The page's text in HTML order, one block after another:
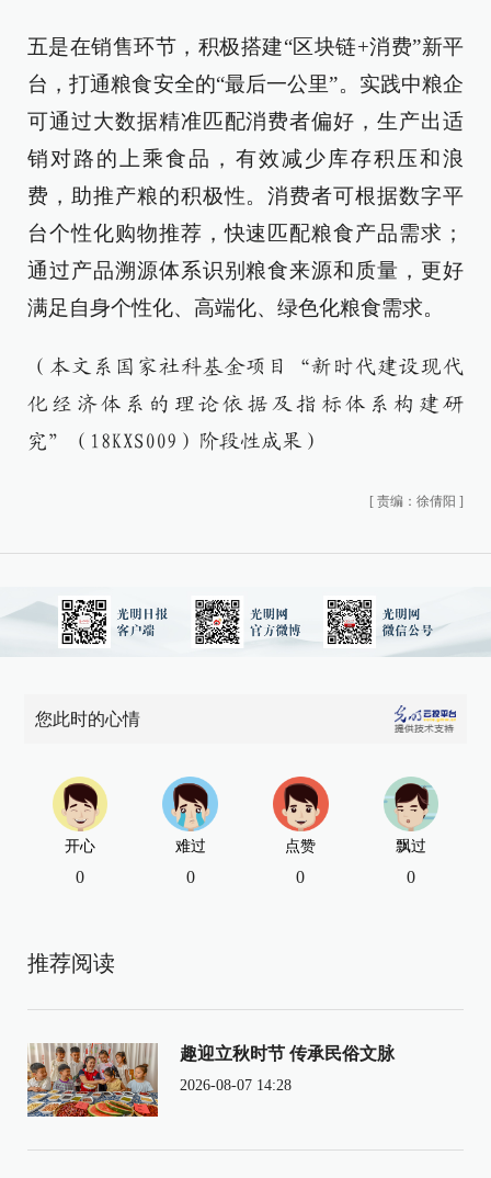
五是在销售环节，积极搭建“区块链+消费”新平
台，打通粮食安全的“最后一公里”。实践中粮企
可通过大数据精准匹配消费者偏好，生产出适
销对路的上乘食品，有效减少库存积压和浪
费，助推产粮的积极性。消费者可根据数字平
台个性化购物推荐，快速匹配粮食产品需求；
通过产品溯源体系识别粮食来源和质量，更好
满足自身个性化、高端化、绿色化粮食需求。
（本文系国家社科基金项目“新时代建设现代
化经济体系的理论依据及指标体系构建研
究”（18KXS009）阶段性成果）
[ 责编：徐倩阳 ]
您此时的心情
开心
0
难过
0
点赞
0
飘过
0
推荐阅读
趣迎立秋时节 传承民俗文脉
2026-08-07 14:28